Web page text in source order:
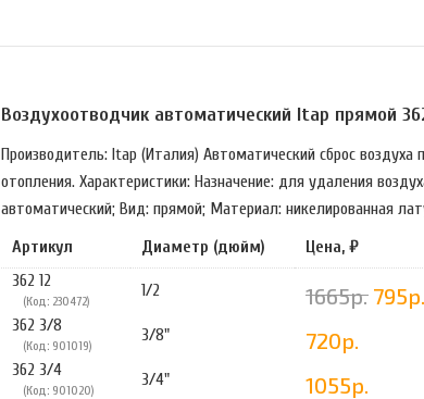
Воздухоотводчик автоматический Itap прямой
Производитель: Itap (Италия) Автоматический сброс воздуха
отопления. Характеристики: Назначение: для удаления
автоматический; Вид: прямой; Материал: никелированная
Артикул
Диаметр (дюйм)
Цена, ₽
362 12
(Код: 230472)
1/2 1665р. 795р.
362 3/8
(Код: 901019)
3/8" 720р.
362 3/4
(Код: 901020)
3/4" 1055р.